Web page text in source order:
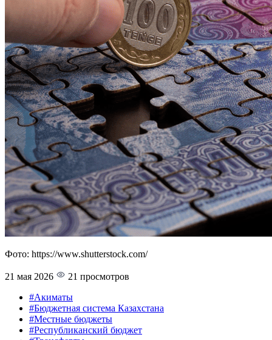
Фото: https://www.shutterstock.com/
21 мая 2026
21 просмотров
#Акиматы
#Бюджетная система Казахстана
#Местные бюджеты
#Республиканский бюджет